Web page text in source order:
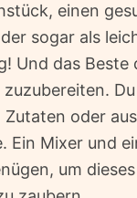
einen
sogar als
Und das Beste
oder
Ein Mixer und
um